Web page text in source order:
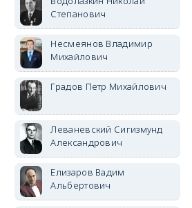
Степанович
Несмеянов Владимир
Михайлович
Градов Петр Михайлович
Леваневский Сигизмунд
Александрович
Елизаров Вадим
Альбертович